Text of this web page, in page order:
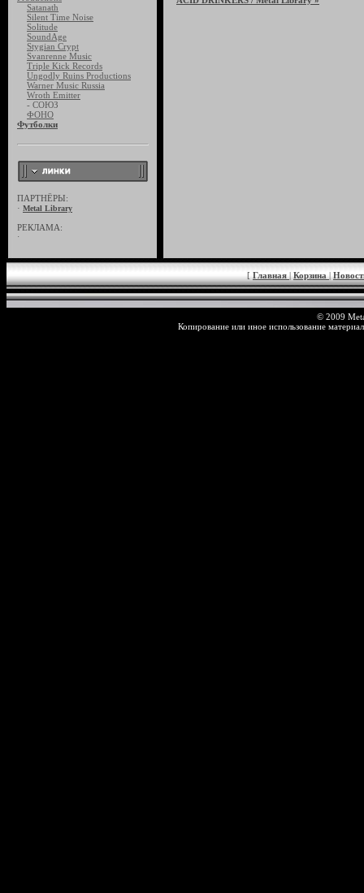
Satanath
Silent Time Noise
Solitude
SoundAge
Stygian Crypt
Svanrenne Music
Triple Kick Records
Ungodly Ruins Productions
Warner Music Russia
Wroth Emitter
- СОЮЗ
ФОНО
Футболки
ПАРТНЁРЫ:
· Metal Library
РЕКЛАМА:
·
[ Главная | Корзина |
© 2009
Копирование или иное использование